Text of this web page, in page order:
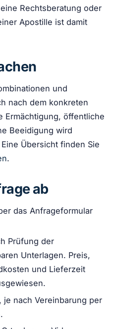
Rechtsberatung oder
Apostille ist damit
und
nach dem konkreten
Ermächtigung, öffentliche
Beeidigung wird
Übersicht finden Sie
.
ab
das Anfrageformular
Prüfung der
Unterlagen. Preis,
und Lieferzeit
, je nach Vereinbarung per